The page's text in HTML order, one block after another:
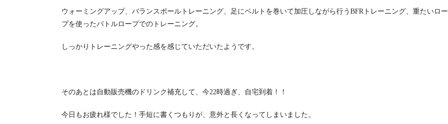
ウォーミングアップ、バランスボールトレーニング、足にベルトを巻いて加圧しながら行うBFRトレーニング、重たいロー
プを使ったバトルロープでのトレーニング。
しっかりトレーニングやった感を感じていただいたようです。
そのあとは自動販売機のドリンク補充して、今22時過ぎ、自宅到着！！
今日もお疲れ様でした！手短に書くつもりが、意外と長くなってしまいました。